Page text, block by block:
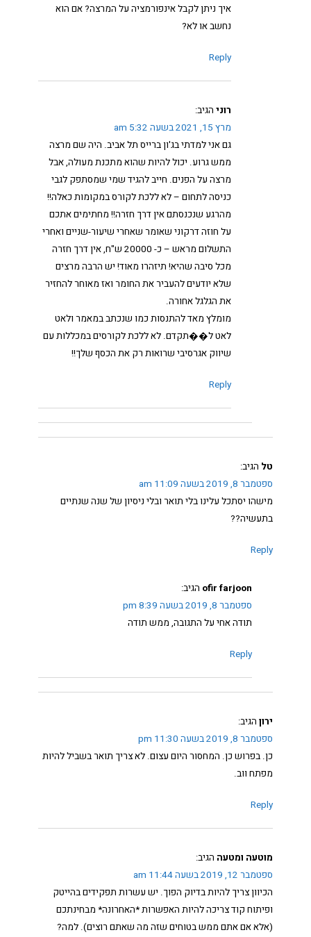
איך ניתן לקבל אינפורמציה על המרצה? אם הוא
נחשב או לא?
Reply
רוני הגיב:
מרץ 15, 2021 בשעה 5:32 am
גם אני למדתי בג'ון ברייס תל אביב. היה שם מרצה
ממש גרוע. יכול להיות שהוא מתכנת מעולה, אבל
מרצה על הפנים. חייב להגיד שמי שמסתפק לגבי
כניסה לתחום – לא ללכת לקורס במקומות כאלה!!
מהרגע שנכנסתם אין דרך חזרה!! מחתימים אתכם
על חוזה דרקוני שאומר שאחרי שיעור-שניים ואחרי
התשלום מראש – כ- 20000 ש"ח, אין דרך חזרה
מכל סיבה שהיא! תיזהרו מאוד! יש הרבה מרצים
שלא יודעים להעביר את החומר ואז מאוחר להחזיר
את הגלגל אחורה.
מומלץ מאד להתנסות כמו שנכתב במאמר ולאט
לאט ל��תקדם. לא ללכת לקורסים במכללות עם
שיווק אגרסיבי שרואות רק את הכסף שלך!!
Reply
טל הגיב:
ספטמבר 8, 2019 בשעה 11:09 am
מישהו יסתכל עלינו בלי תואר ובלי ניסיון של שנה שנתיים
בתעשיה??
Reply
ofir farjoon הגיב:
ספטמבר 8, 2019 בשעה 8:39 pm
תודה אחי על התגובה, ממש תודה
Reply
ירון הגיב:
ספטמבר 8, 2019 בשעה 11:30 pm
כן. בפרוש כן. המחסור היום עצום. לא צריך תואר בשביל להיות
מפתח ווב.
Reply
מוטעה ומטעה הגיב:
ספטמבר 12, 2019 בשעה 11:44 am
הכיוון צריך להיות בדיוק הפוך. יש עשרות תפקידים בהייטק
ופיתוח קוד צריכה להיות האפשרות *האחרונה* מבחינתכם
(אלא אם אתם ממש בטוחים שזה מה שאתם רוצים). למה?